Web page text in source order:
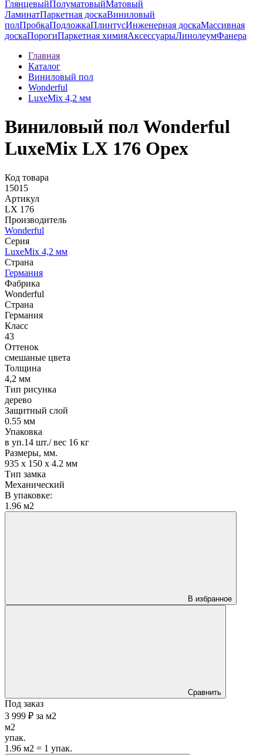
ГлянцевыйПолуматовыйМатовый
ЛаминатПаркетная доскаВиниловый
полПробкаПодложкаПлинтусИнженерная доскаМассивная
доскаПорогиПаркетная химияАксессуарыЛинолеумФанера
Главная
Каталог
Виниловый пол
Wonderful
LuxeMix 4,2 мм
Виниловый пол Wonderful
LuxeMix LX 176 Opex
Код товара
15015
Артикул
LX 176
Производитель
Wonderful
Серия
LuxeMix 4,2 мм
Страна
Германия
Фабрика
Wonderful
Страна
Германия
Класс
43
Оттенок
смешаные цвета
Толщина
4,2 мм
Тип рисунка
дерево
Защитный слой
0.55 мм
Упаковка
в уп.14 шт./ вес 16 кг
Размеры, мм.
935 х 150 х 4.2 мм
Тип замка
Механический
В упаковке:
1.96 м2
В избранное
Сравнить
Под заказ
3 999 ₽ за м2
м2
упак.
1.96 м2 = 1 упак.